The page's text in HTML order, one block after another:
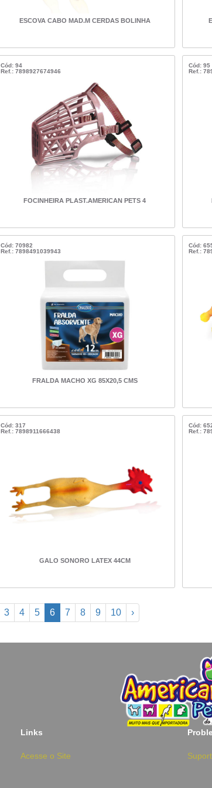
ESCOVA CABO MAD.M CERDAS BOLINHA
Cód: 94
Ref.: 7898927674946
FOCINHEIRA PLAST.AMERICAN PETS 4
Cód: 95
Ref.:
Cód: 70982
Ref.: 7898491039943
FRALDA MACHO XG 85X20,5 CMS
Cód:
Ref.:
Cód: 317
Ref.: 7898911666438
GALO SONORO LATEX 44CM
Cód:
Ref.:
3 4 5 6 7 8 9 10 ›
Links
Acesse o Site